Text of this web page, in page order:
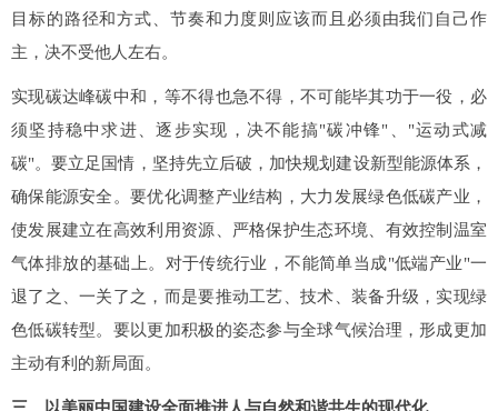
目标的路径和方式、节奏和力度则应该而且必须由我们自己作
主，决不受他人左右。
实现碳达峰碳中和，等不得也急不得，不可能毕其功于一役，必
须坚持稳中求进、逐步实现，决不能搞"碳冲锋"、"运动式减
碳"。要立足国情，坚持先立后破，加快规划建设新型能源体系，
确保能源安全。要优化调整产业结构，大力发展绿色低碳产业，
使发展建立在高效利用资源、严格保护生态环境、有效控制温室
气体排放的基础上。对于传统行业，不能简单当成"低端产业"一
退了之、一关了之，而是要推动工艺、技术、装备升级，实现绿
色低碳转型。要以更加积极的姿态参与全球气候治理，形成更加
主动有利的新局面。